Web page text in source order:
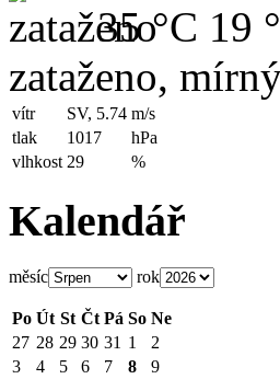
35 °C 19
zataženo,
vítr SV, 5.74 m/s
tlak
1017
hPa
vlhkost 29 %
Kalendář
měsíc rok
Po Út St Čt Pá So Ne
27 28 29 30 31 1
2
3
4 5 6 7 8
9